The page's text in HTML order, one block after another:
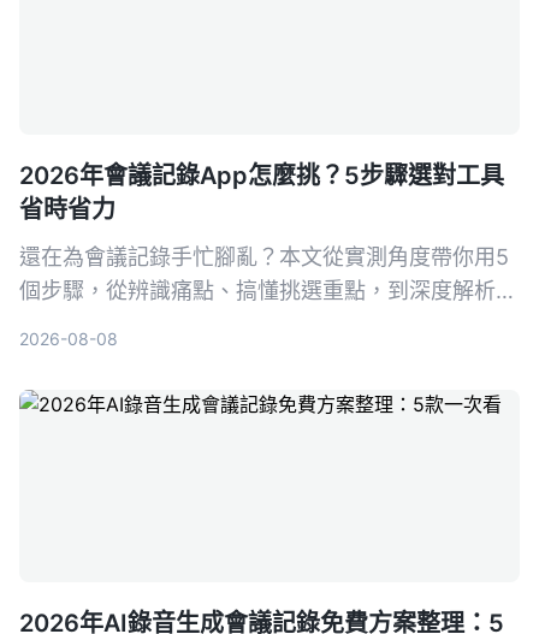
2026年會議記錄App怎麼挑？5步驟選對工具
省時省力
還在為會議記錄手忙腳亂？本文從實測角度帶你用5
個步驟，從辨識痛點、搞懂挑選重點，到深度解析首
的會議記錄幫手，再也不怕漏掉關鍵決策。
2026-08-08
2026年AI錄音生成會議記錄免費方案整理：5